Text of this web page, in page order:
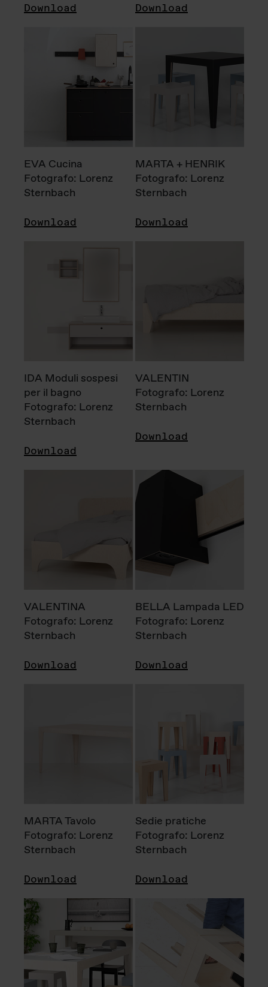
Download Download
EVA Cucina
Fotografo: Lorenz
Sternbach
Download
MARTA + HENRIK
Fotografo: Lorenz
Sternbach
Download
IDA Moduli sospesi
per il bagno
Fotografo: Lorenz
Sternbach
Download
VALENTIN
Fotografo: Lorenz
Sternbach
Download
VALENTINA
Fotografo: Lorenz
Sternbach
Download
BELLA Lampada LED
Fotografo: Lorenz
Sternbach
Download
MARTA Tavolo
Fotografo: Lorenz
Sternbach
Download
Sedie pratiche
Fotografo: Lorenz
Sternbach
Download